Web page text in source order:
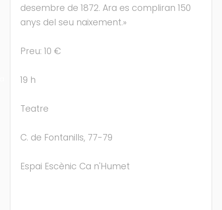
desembre de 1872. Ara es compliran 150
anys del seu naixement.»
Preu: 10 €
19 h
Teatre
C. de Fontanills, 77-79
Espai Escènic Ca n'Humet